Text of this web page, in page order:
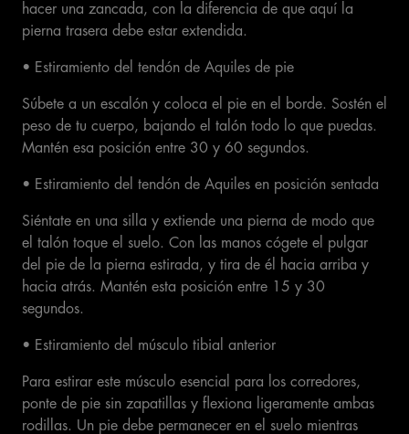
hacer una zancada, con la diferencia de que aquí la
pierna trasera debe estar extendida.
• Estiramiento del tendón de Aquiles de pie
Súbete a un escalón y coloca el pie en el borde. Sostén el
peso de tu cuerpo, bajando el talón todo lo que puedas.
Mantén esa posición entre 30 y 60 segundos.
• Estiramiento del tendón de Aquiles en posición sentada
Siéntate en una silla y extiende una pierna de modo que
el talón toque el suelo. Con las manos cógete el pulgar
del pie de la pierna estirada, y tira de él hacia arriba y
hacia atrás. Mantén esta posición entre 15 y 30
segundos.
• Estiramiento del músculo tibial anterior
Para estirar este músculo esencial para los corredores,
ponte de pie sin zapatillas y flexiona ligeramente ambas
rodillas. Un pie debe permanecer en el suelo mientras